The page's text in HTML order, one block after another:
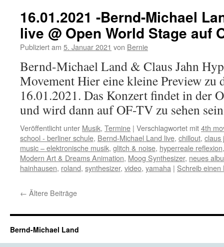
16.01.2021 -Bernd-Michael
live @ Open World Stage auf
Publiziert am 5. Januar 2021 von Bernie
Bernd-Michael Land & Claus Jahn
Movement Hier eine kleine Preview zu
16.01.2021. Das Konzert findet in der
und wird dann auf OF-TV zu sehen
Veröffentlicht unter Musik, Termine | Verschlagwortet mit4th
school - berliner schule, Bernd-Michael Land live, chillout, claus
music – elektronische musik, glitch & noise, hyperreale reflexion
Modern Art & Dreams Animation, Moog Synthesizer, neues
hainhausen, roland, synthesizer, video, yamaha | Schreib einen
← Ältere Beiträge
Bernd-Michael Land